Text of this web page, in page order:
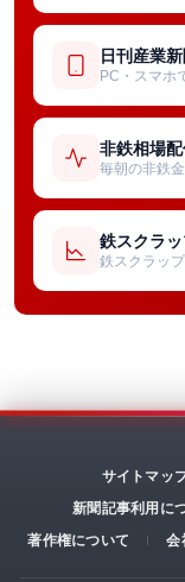
日刊産業
PC・スマホ
非鉄相場
毎朝の非鉄
鉄スクラ
鉄スクラッ
サイトマッ
新聞記事利用に
著作権について
会